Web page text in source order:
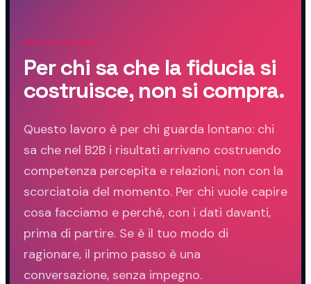
PER CHI DECIDE
Per chi sa che la fiducia si
costruisce, non si compra.
Questo lavoro è per chi guarda lontano: chi
sa che nel B2B i risultati arrivano costruendo
competenza percepita e relazioni, non con la
scorciatoia del momento. Per chi vuole capire
cosa facciamo e perché, con i dati davanti,
prima di partire. Se è il tuo modo di
ragionare, il primo passo è una
conversazione, senza impegno.